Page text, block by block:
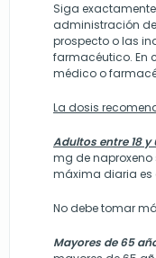
Siga
administración
prospecto o las
farmacéutico. En
médico o
La dosis
Adultos entre 18 y
mg de
máxima diaria es
No debe tomar
Mayores de 65